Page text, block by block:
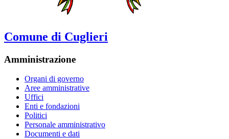
Comune di Cuglieri
Amministrazione
Organi di governo
Aree amministrative
Uffici
Enti e fondazioni
Politici
Personale amministrativo
Documenti e dati